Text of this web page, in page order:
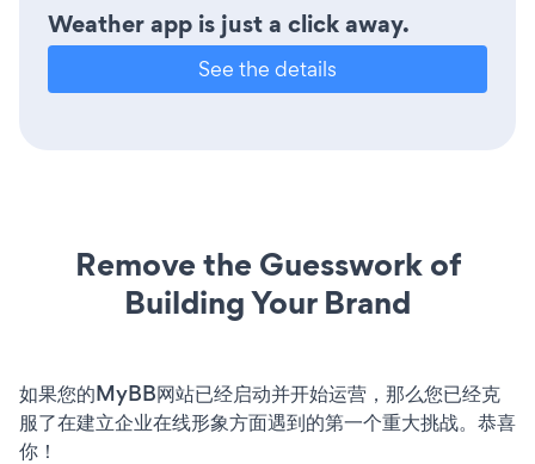
Weather app is just a click away.
See the details
Remove the Guesswork of
Building Your Brand
如果您的MyBB网站已经启动并开始运营，那么您已经克
服了在建立企业在线形象方面遇到的第一个重大挑战。恭喜
你！